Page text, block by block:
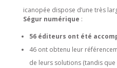
icanopée dispose d’une très
Ségur numérique :
56 éditeurs ont été
46 ont obtenu leur
de leurs solutions (tandis